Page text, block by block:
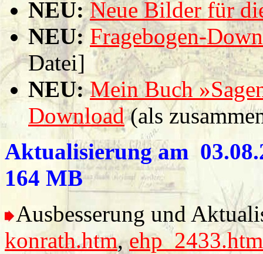
NEU: Neue Bilder für
NEU: Fragebogen-
Datei]
NEU: Mein Buch
Download(als
Aktualisierung am
164 MB
Ausbesserung und
konrath.htm,ehp_2433.htm